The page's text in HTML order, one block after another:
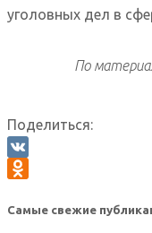
уголовных дел в
По
Поделиться:
VK
Самые свежие